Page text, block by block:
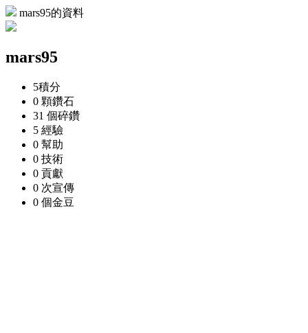
mars95的資料
mars95
5積分
0 顆鑽石
31 個碎鑽
5 經驗
0 幫助
0 技術
0 貢獻
0 次宣傳
0 個金豆